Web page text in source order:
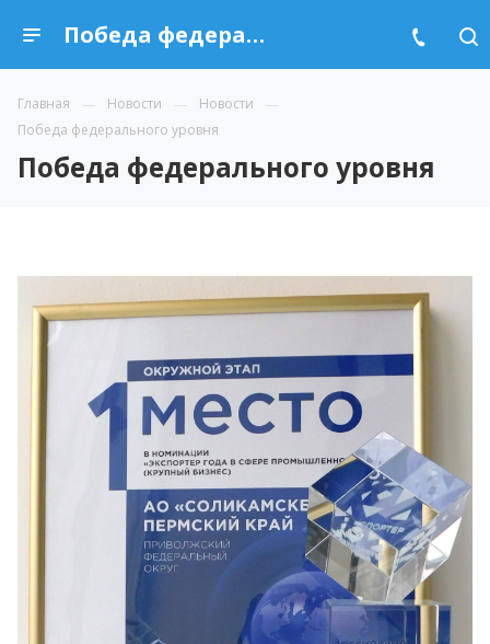
Победа федерального уровня
Главная Новости
Новости
Победа федерального уровня
Победа федерального уровня